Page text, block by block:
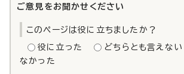
ご意見をお聞かせください
このページは役に立ちましたか？
役に立った どちらとも言えない
なかった